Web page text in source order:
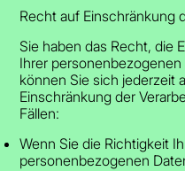
Recht auf Einschränkung
Sie haben das Recht, die
Ihrer
können Sie sich jederzeit
Einschränkung der
Fällen:
Wenn Sie die Richtigkeit
personenbezogenen